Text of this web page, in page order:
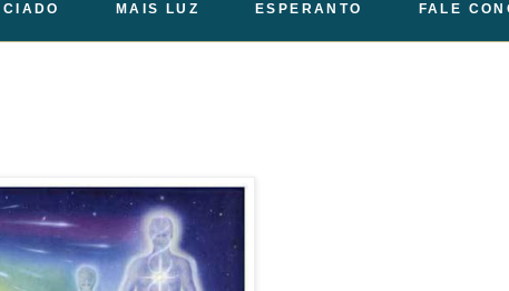
MAIS LUZ ESPERANTO FALE